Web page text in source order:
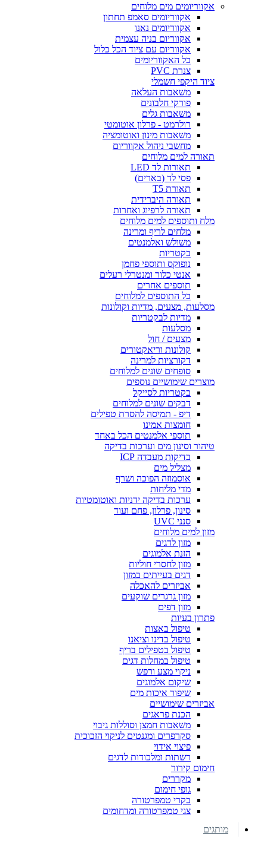
אקווריומים מים מלוחים
אקווריומים סאמפ תחתון
אקווריומים נאנו
אקווריום בניה עצמית
אקווריום עם ציוד הכל כלול
כל האקווריומים
צנרת PVC
ציוד היקפי חשמלי
משאבות העלאה
פורקי חלבונים
משאבות גלים
רולרמט - פרלון אוטומטי
משאבות מינון ואוטומציה
מחשבי ניהול אקווריום
תאורה למים מלוחים
תאורות לד LED
פסי לד (בארים)
תאורת T5
תאורה היברידית
תאורה לרפיוג ואחרות
מלח ותוספים למים מלוחים
מלחים לריף ומרינה
משולש ואלמנטים
בקטריות
נופוקס ותוספי פחמן
אנטי כלור ומנטרלי רעלים
תוספים אחרים
כל התוספים למלוחים
מסלעות, מצעים, מדיות וקולונות
מדיות לבקטריות
מסלעות
מצעים / חול
קולונות וריאקטורים
דקורציות למרינה
סופחים שונים למלוחים
מוצרים שימושיים נוספים
בקטריות לסייקל
דבקים שונים למלוחים
דיפ - תמיסה להסרת טפילים
חומצות אמינו
תוספי אלמנטים הכל באחד
טיהור וסינון מים וערכות בדיקה
בדיקות מעבדה ICP
מצליל מים
אוסמוזה הפוכה ושרף
מדי מליחות
ערכות בדיקה ידניות ואוטומטיות
סינון, פרלון, פחם ועוד
סנני UVC
מזון למים מלוחים
מזון לדגים
הזנת אלמוגים
מזון לחסרי חוליות
דגים בעייתים במזון
אביזרים להאכלה
מזון גרגרים שוקעים
מזון דפים
פתרון בעיות
טיפול באצות
טיפול בדינו וציאנו
טיפול בטפילים בריף
טיפול במחלות דגים
ניקוי מצע ורפש
שיקום אלמוגים
שיפור איכות מים
אביזרים שימושיים
הכנת פראגים
משאבות חמצן וסוללות גיבוי
סקרפרים ומגנטים לניקוי הזכוכית
פיצוי אידוי
רשתות ומלכודות לדגים
חימום קירור
מקררים
גופי חימום
בקרי טמפרטורה
צגי טמפרטורה ומדחומים
מותגים